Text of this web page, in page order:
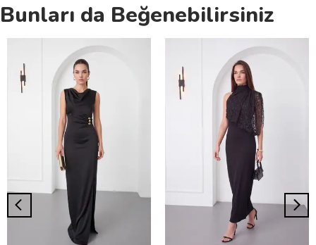
Bunları da Beğenebilirsiniz